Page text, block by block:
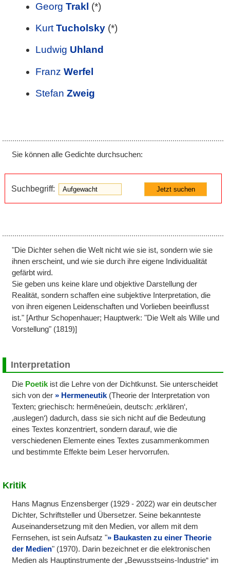
Georg Trakl (*)
KurtTucholsky(*)
Ludwig Uhland
Franz Werfel
Stefan Zweig
Sie können alle Gedichte durchsuchen:
Suchbegriff Jetzt suchen
"Die Dichter sehen die Welt nicht wie sie ist, sondern wie sie
ihnen erscheint, und wie sie durch ihre eigene Individualität
gefärbt wird.
Sie geben uns keine klare und objektive Darstellung der
Realität, sondern schaffen eine subjektive Interpretation, die
von ihren eigenen Leidenschaften und Vorlieben beeinflusst
ist." [Arthur Schopenhauer; Hauptwerk: "Die Welt als Wille und
Vorstellung" (1819)]
Interpretation
Die Poetik ist die Lehre von der Dichtkunst. Sie unterscheidet
sich von der
Hermeneutik (Theorie der Interpretation von
Texten; griechisch: hermēneúein, deutsch: ‚erklären‘,
‚auslegen‘) dadurch, dass sie sich nicht auf die Bedeutung
eines Textes konzentriert, sondern darauf, wie die
verschiedenen Elemente eines Textes zusammenkommen
und bestimmte Effekte beim Leser hervorrufen.
Kritik
Hans Magnus Enzensberger (1929 - 2022) war ein deutscher
Dichter, Schriftsteller und Übersetzer. Seine bekannteste
Auseinandersetzung mit den Medien, vor allem mit dem
Fernsehen, ist sein Aufsatz "
Baukasten zu einer Theorie
der Medien" (1970). Darin bezeichnet er die elektronischen
Medien als Hauptinstrumente der „Bewusstseins-Industrie“ im